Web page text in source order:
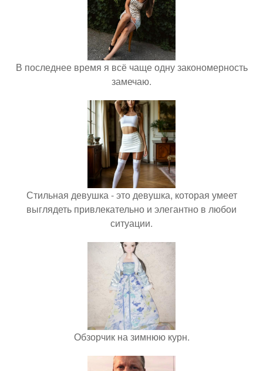
В последнее время я всё чаще одну закономерность
замечаю.
Стильная девушка - это девушка, которая умеет
выглядеть привлекательно и элегантно в любои
ситуации.
Обзорчик на зимнюю курн.